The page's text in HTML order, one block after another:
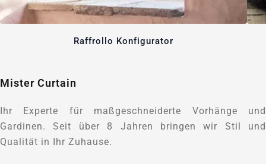
Raffrollo Konfigurator
Mister Curtain
Ihr Experte für maßgeschneiderte Vorhänge und
Gardinen. Seit über 8 Jahren bringen wir Stil und
Qualität in Ihr Zuhause.